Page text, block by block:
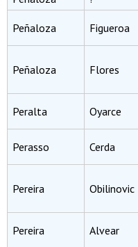
Peñaloza Figueroa
Peñaloza Flores
Peralta Oyarce
Perasso Cerda
Pereira Obilinovic
Pereira Alvear